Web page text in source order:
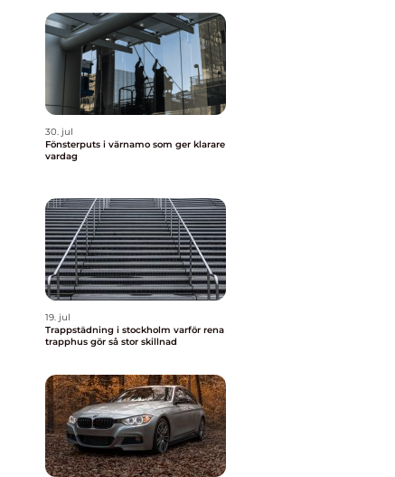
30. jul
Fönsterputs i värnamo som ger klarare
vardag
19. jul
Trappstädning i stockholm varför rena
trapphus gör så stor skillnad